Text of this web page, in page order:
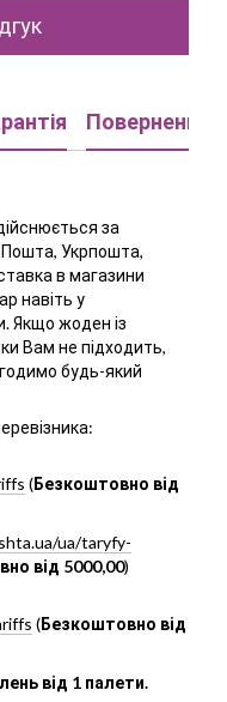
Повернення
за
Укрпошта,
в магазини
навіть у
Якщо жоден із
Вам не підходить,
будь-який
(Безкоштовно від
ua/taryfy-
від 5000,00)
(Безкоштовно від
від 1 палети.